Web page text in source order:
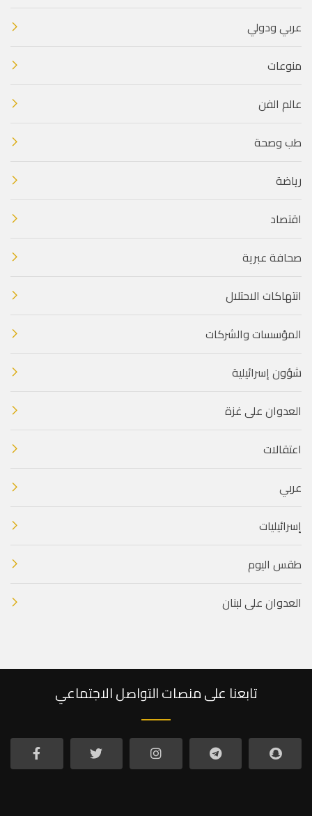
عربي ودولي
منوعات
عالم الفن
طب وصحة
رياضة
اقتصاد
صحافة عبرية
انتهاكات الاحتلال
المؤسسات والشركات
شؤون إسرائيلية
العدوان على غزة
اعتقالات
عربي
إسرائيليات
طقس اليوم
العدوان على لبنان
تابعنا على منصات التواصل الاجتماعي